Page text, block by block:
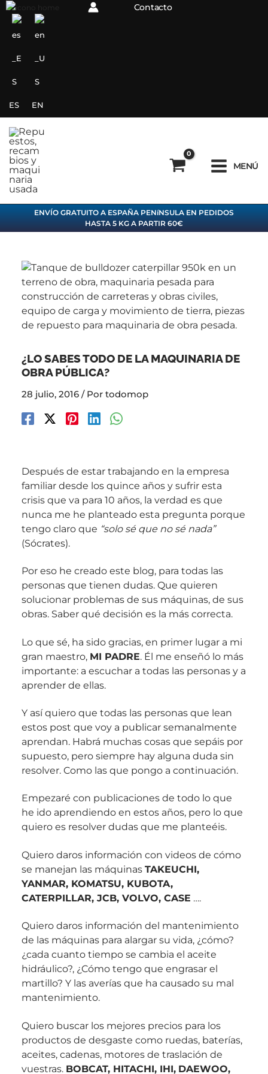
contenido
Contacto
ES EN
MENÚ
ENVÍO GRATUITO A ESPAÑA PENíNSULA EN PEDIDOS
HASTA 5 KG A PARTIR 60€
¿LO SABES TODO DE LA MAQUINARIA DE
OBRA PÚBLICA?
28 julio, 2016 / Por todomop
Después de estar trabajando en la empresa
familiar desde los quince años y sufrir esta
crisis que va para 10 años, la verdad es que
nunca me he planteado esta pregunta porque
tengo claro que “solo sé que no sé nada”
(Sócrates).
Por eso he creado este blog, para todas las
personas que tienen dudas. Que quieren
solucionar problemas de sus máquinas, de sus
obras. Saber qué decisión es la más correcta.
Lo que sé, ha sido gracias, en primer lugar a mi
gran maestro, MI PADRE. Él me enseñó lo más
importante: a escuchar a todas las personas y a
aprender de ellas.
Y así quiero que todas las personas que lean
estos post que voy a publicar semanalmente
aprendan. Habrá muchas cosas que sepáis por
supuesto, pero siempre hay alguna duda sin
resolver. Como las que pongo a continuación.
Empezaré con publicaciones de todo lo que
he ido aprendiendo en estos años, pero lo que
quiero es resolver dudas que me planteéis.
Quiero daros información con videos de cómo
se manejan las máquinas TAKEUCHI,
YANMAR, KOMATSU, KUBOTA,
CATERPILLAR, JCB, VOLVO, CASE ….
Quiero daros información del mantenimiento
de las máquinas para alargar su vida, ¿cómo?
¿cada cuanto tiempo se cambia el aceite
hidráulico?, ¿Cómo tengo que engrasar el
martillo? Y las averías que ha causado su mal
mantenimiento.
Quiero buscar los mejores precios para los
productos de desgaste como ruedas, baterías,
aceites, cadenas, motores de traslación de
vuestras. BOBCAT, HITACHI, IHI, DAEWOO,
C
a
e
g
r
í
a
s
A
R
H
I
O